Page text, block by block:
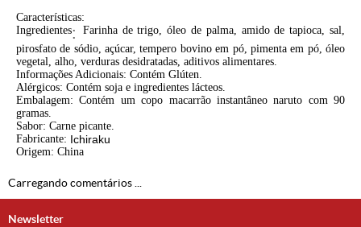
Características:
Ingredientes:
Farinha de trigo, óleo de palma, amido de tapioca, sal,
pirosfato de sódio, açúcar, tempero bovino em pó, pimenta em pó, óleo
vegetal, alho, verduras desidratadas, aditivos alimentares.
Informações Adicionais: Contém Glúten.
Alérgicos: Contém soja e ingredientes lácteos.
Embalagem: Contém um copo macarrão instantâneo naruto com 90
gramas.
Sabor: Carne picante.
Fabricante: Ichiraku
Origem: China
Carregando comentários ...
Newsletter